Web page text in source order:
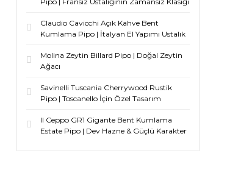
Claudio Cavicchi Açık Kahve Bent
Kumlama Pipo | İtalyan El Yapımı Ustalık
Molina Zeytin Billard Pipo | Doğal Zeytin
Ağacı
Savinelli Tuscania Cherrywood Rustik
Pipo | Toscanello İçin Özel Tasarım
Il Ceppo GR1 Gigante Bent Kumlama
Estate Pipo | Dev Hazne & Güçlü Karakter